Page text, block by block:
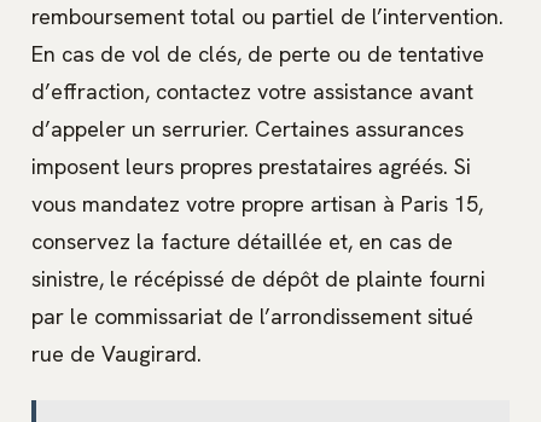
remboursement total ou partiel de l’intervention.
En cas de vol de clés, de perte ou de tentative
d’effraction, contactez votre assistance avant
d’appeler un serrurier. Certaines assurances
imposent leurs propres prestataires agréés. Si
vous mandatez votre propre artisan à Paris 15,
conservez la facture détaillée et, en cas de
sinistre, le récépissé de dépôt de plainte fourni
par le commissariat de l’arrondissement situé
rue de Vaugirard.